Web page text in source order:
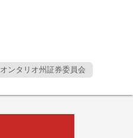
オンタリオ州証券委員会